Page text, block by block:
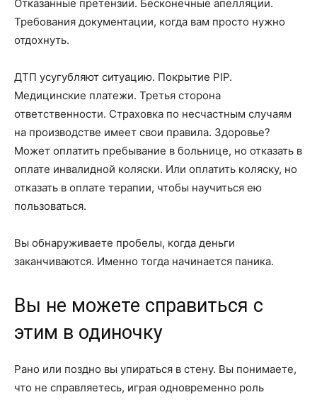
Отказанные претензии. Бесконечные апелляции.
Требования документации, когда вам просто нужно
отдохнуть.
ДТП усугубляют ситуацию. Покрытие PIP.
Медицинские платежи. Третья сторона
ответственности. Страховка по несчастным случаям
на производстве имеет свои правила. Здоровье?
Может оплатить пребывание в больнице, но отказать в
оплате инвалидной коляски. Или оплатить коляску, но
отказать в оплате терапии, чтобы научиться ею
пользоваться.
Вы обнаруживаете пробелы, когда деньги
заканчиваются. Именно тогда начинается паника.
Вы не можете справиться с
этим в одиночку
Рано или поздно вы упираться в стену. Вы понимаете,
что не справляетесь, играя одновременно роль